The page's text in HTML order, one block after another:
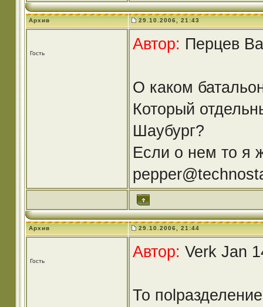
Архив 29.10.2006, 21:43
Гость
Автор: Перцев
О каком
Который
Шаубург?
Если о нем то я
Архив 29.10.2006, 21:44
Гость
Автор: Verk Jan
То